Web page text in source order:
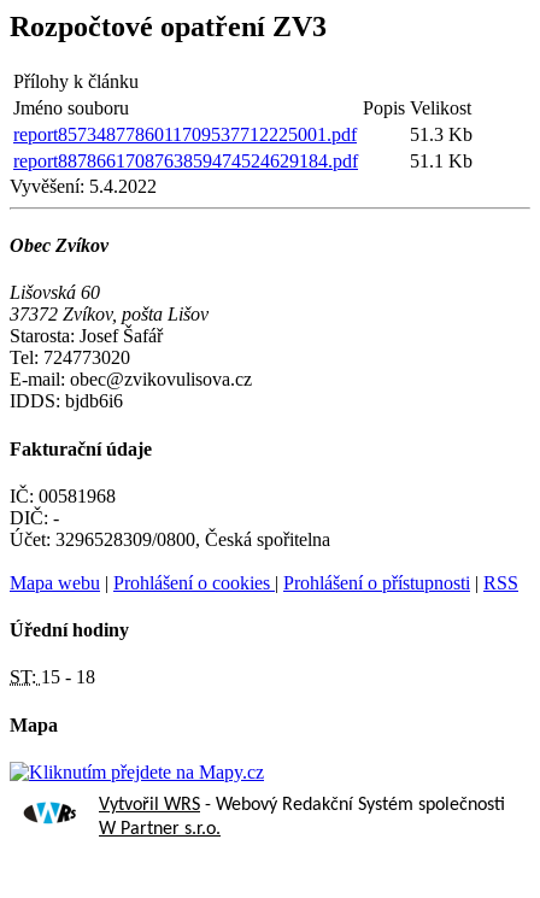
Rozpočtové opatření ZV3
Přílohy k článku
Jméno souboru
Popis Velikost
report8573487786011709537712225001.pdf
51.3 Kb
report8878661708763859474524629184.pdf
51.1 Kb
Vyvěšení: 5.4.2022
Obec Zvíkov
Lišovská 60
37372 Zvíkov, pošta Lišov
Starosta: Josef Šafář
Tel: 724773020
E-mail: obec@zvikovulisova.cz
IDDS: bjdb6i6
Fakturační údaje
IČ: 00581968
DIČ: -
Účet: 3296528309/0800, Česká spořitelna
Mapa webu | Prohlášení o cookies | Prohlášení o přístupnosti | RSS
Úřední hodiny
ST: 15 - 18
Mapa
Vytvořil WRS - Webový Redakční Systém společnosti
W Partner s.r.o.